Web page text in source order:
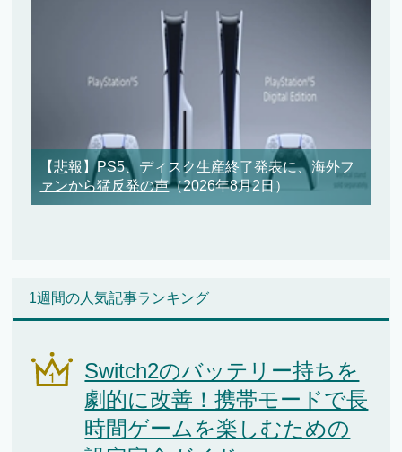
【悲報】PS5、ディスク生産終了発表に、海外フ
ァンから猛反発の声（2026年8月2日）
1週間の人気記事ランキング
Switch2のバッテリー持ちを
劇的に改善！携帯モードで長
時間ゲームを楽しむための